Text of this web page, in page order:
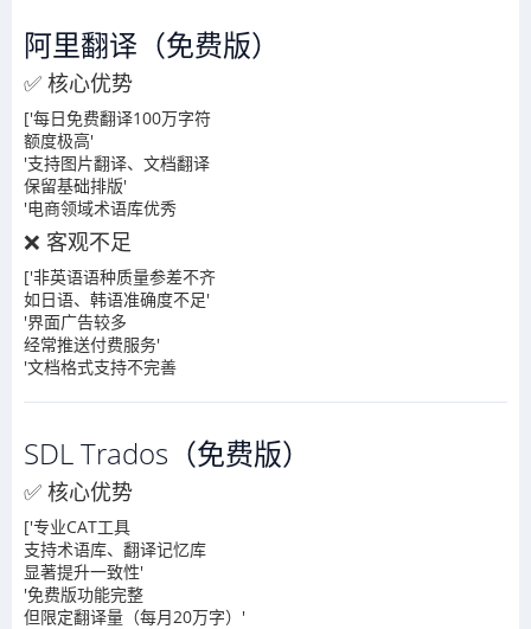
阿里翻译（免费版）
✅ 核心优势
['每日免费翻译100万字符
额度极高'
'支持图片翻译、文档翻译
保留基础排版'
'电商领域术语库优秀
❌ 客观不足
['非英语语种质量参差不齐
如日语、韩语准确度不足'
'界面广告较多
经常推送付费服务'
'文档格式支持不完善
SDL Trados（免费版）
✅ 核心优势
['专业CAT工具
支持术语库、翻译记忆库
显著提升一致性'
'免费版功能完整
但限定翻译量（每月20万字）'